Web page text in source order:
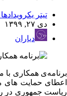
تیتر یک
دی ۲۷, ۱۳۹۹
دیاران
برنامه‌ی همکاری با
اعطای حمایت های